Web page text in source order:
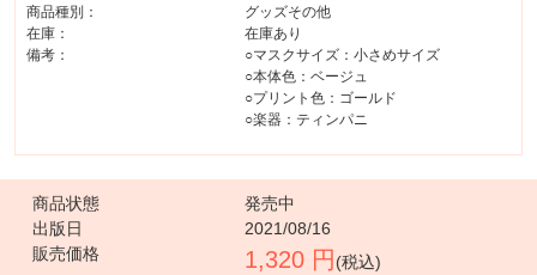
商品種別：
グッズその他
在庫：
在庫あり
備考：
○マスクサイズ：小さめサイズ
○本体色：ベージュ
○プリント色：ゴールド
○楽器：ティンパニ
商品状態
発売中
出版日
2021/08/16
販売価格
1,320 円 (税込)